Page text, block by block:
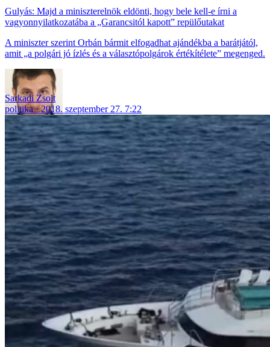
Gulyás: Majd a miniszterelnök eldönti, hogy bele kell-e írni a
vagyonnyilatkozatába a „Garancsitól kapott” repülőutakat
A miniszter szerint Orbán bármit elfogadhat ajándékba a barátjától,
amit „a polgári jó ízlés és a választópolgárok értékítélete” megenged.
Sarkadi Zsolt
politika
2018. szeptember 27. 7:22